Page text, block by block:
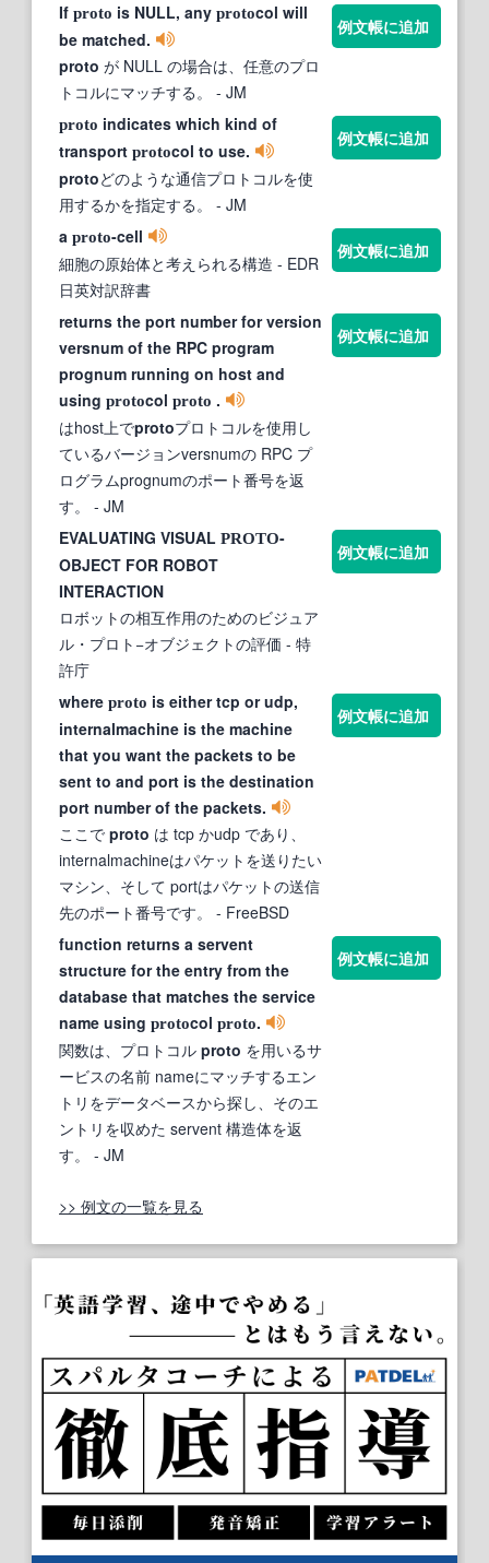
If proto is NULL, any protocol will
be matched.
proto が NULL の場合は、任意のプロ
トコルにマッチする。
- JM
例文帳に追加
proto indicates which kind of
transport protocol to use.
protoどのような通信プロトコルを使
用するかを指定する。
- JM
例文帳に追加
a proto-cell
細胞の原始体と考えられる構造 - EDR
日英対訳辞書
例文帳に追加
returns the port number for version
versnum of the RPC program
prognum running on host and
using protocol proto .
はhost上でprotoプロトコルを使用し
ているバージョンversnumの RPC プ
ログラムprognumのポート番号を返
す。
- JM
例文帳に追加
EVALUATING VISUAL PROTO-
OBJECT FOR ROBOT
INTERACTION
ロボットの相互作用のためのビジュア
ル・プロト−オブジェクトの評価 - 特
許庁
例文帳に追加
where proto is either tcp or udp,
internalmachine is the machine
that you want the packets to be
sent to and port is the destination
port number of the packets.
ここで proto は tcp かudp であり、
internalmachineはパケットを送りたい
マシン、そして portはパケットの送信
先のポート番号です。
- FreeBSD
例文帳に追加
function returns a servent
structure for the entry from the
database that matches the service
name using protocol proto.
関数は、プロトコル proto を用いるサ
ービスの名前 nameにマッチするエン
トリをデータベースから探し、そのエ
ントリを収めた servent 構造体を返
す。
- JM
例文帳に追加
>> 例文の一覧を見る